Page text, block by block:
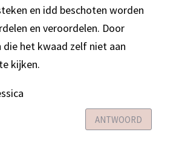
en idd beschoten worden
en veroordelen. Door
die het kwaad zelf niet aan
kijken.
ANTWOORD